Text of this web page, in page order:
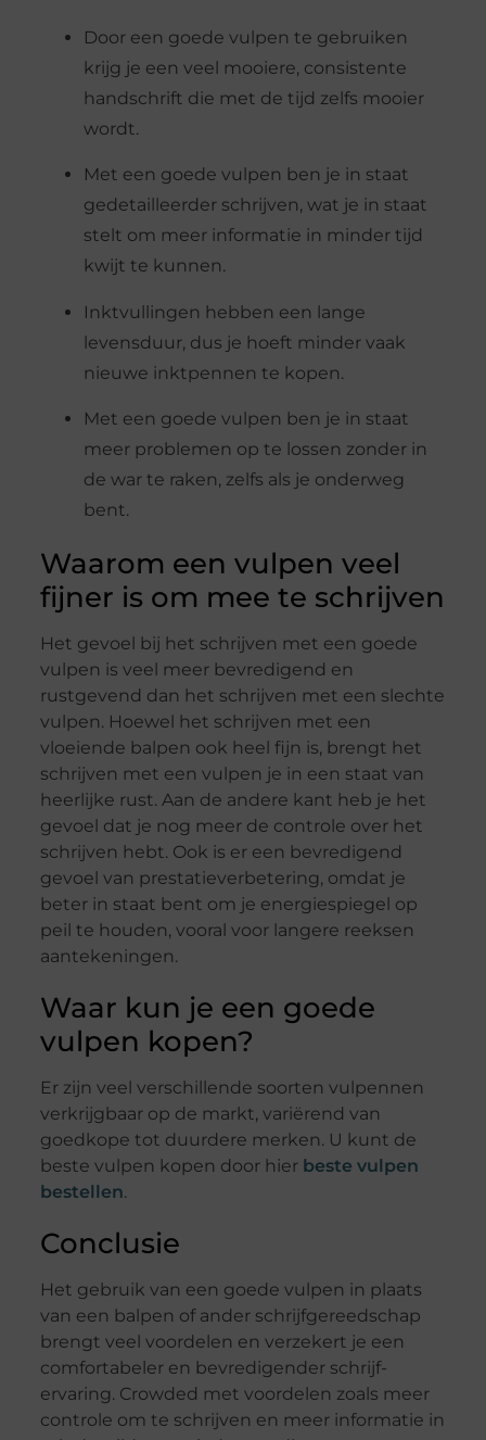
Door een goede vulpen te gebruiken
krijg je een veel mooiere, consistente
handschrift die met de tijd zelfs mooier
wordt.
Met een goede vulpen ben je in staat
gedetailleerder schrijven, wat je in staat
stelt om meer informatie in minder tijd
kwijt te kunnen.
Inktvullingen hebben een lange
levensduur, dus je hoeft minder vaak
nieuwe inktpennen te kopen.
Met een goede vulpen ben je in staat
meer problemen op te lossen zonder in
de war te raken, zelfs als je onderweg
bent.
Waarom een vulpen veel
fijner is om mee te schrijven
Het gevoel bij het schrijven met een goede
vulpen is veel meer bevredigend en
rustgevend dan het schrijven met een slechte
vulpen. Hoewel het schrijven met een
vloeiende balpen ook heel fijn is, brengt het
schrijven met een vulpen je in een staat van
heerlijke rust. Aan de andere kant heb je het
gevoel dat je nog meer de controle over het
schrijven hebt. Ook is er een bevredigend
gevoel van prestatieverbetering, omdat je
beter in staat bent om je energiespiegel op
peil te houden, vooral voor langere reeksen
aantekeningen.
Waar kun je een goede
vulpen kopen?
Er zijn veel verschillende soorten vulpennen
verkrijgbaar op de markt, variërend van
goedkope tot duurdere merken. U kunt de
beste vulpen kopen door hier beste vulpen
bestellen.
Conclusie
Het gebruik van een goede vulpen in plaats
van een balpen of ander schrijfgereedschap
brengt veel voordelen en verzekert je een
comfortabeler en bevredigender schrijf-
ervaring. Crowded met voordelen zoals meer
controle om te schrijven en meer informatie in